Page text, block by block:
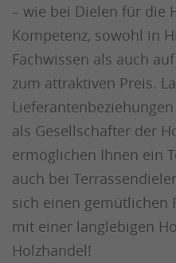
– wie bei Dielen für die
Kompetenz, sowohl in
Fachwissen als auch
zum attraktiven Preis.
als Gesellschafter der
ermöglichen Ihnen ein
auch bei
sich einen gemütlichen
mit einer langlebigen
Holzhandel!